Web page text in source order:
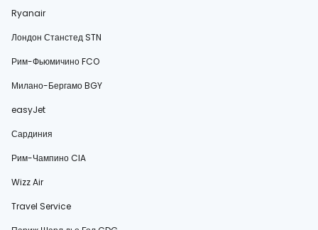
Ryanair
Лондон Станстед STN
Рим-Фьюмичино FCO
Милано-Бергамо BGY
easyJet
Сардиния
Рим-Чампино CIA
Wizz Air
Travel Service